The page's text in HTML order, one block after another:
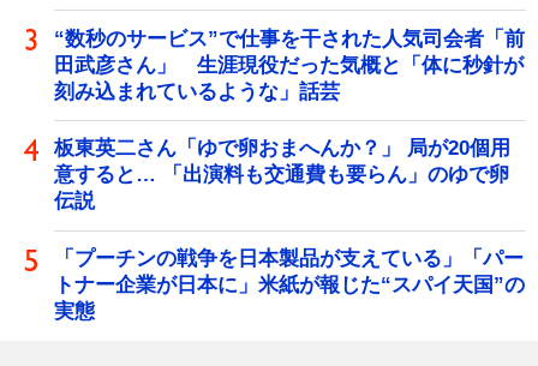
“数秒のサービス”で仕事を干された人気司会者「前
田武彦さん」 生涯現役だった気概と「体に秒針が
刻み込まれているような」話芸
板東英二さん「ゆで卵おまへんか？」 局が20個用
意すると… 「出演料も交通費も要らん」のゆで卵
伝説
「プーチンの戦争を日本製品が支えている」「パー
トナー企業が日本に」米紙が報じた“スパイ天国”の
実態